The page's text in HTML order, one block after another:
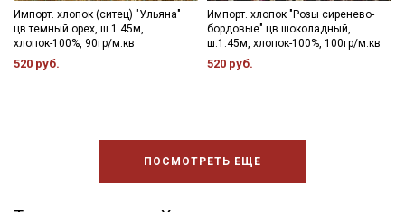
Импорт. хлопок (ситец) "Ульяна"
цв.темный орех, ш.1.45м,
хлопок-100%, 90гр/м.кв
520 руб.
Импорт. хлопок "Розы сиренево-
бордовые" цв.шоколадный,
ш.1.45м, хлопок-100%, 100гр/м.кв
520 руб.
ПОСМОТРЕТЬ ЕЩЕ